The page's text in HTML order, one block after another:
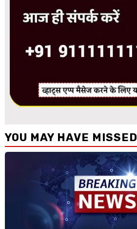
YOU MAY HAVE MISSED